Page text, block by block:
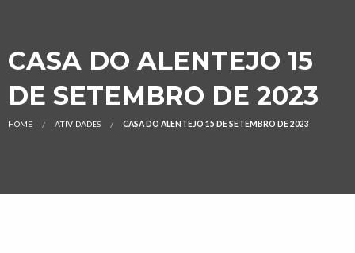
CASA DO ALENTEJO 15
DE SETEMBRO DE 2023
HOME ATIVIDADES CASA DO ALENTEJO 15 DE SETEMBRO DE 2023